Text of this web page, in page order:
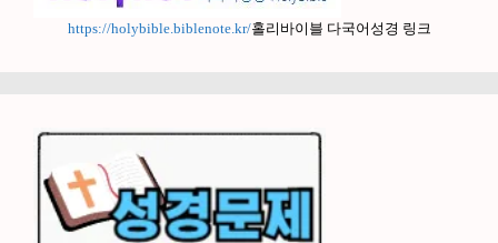
https://holybible.biblenote.kr/홀리바이블 다국어성경 링크